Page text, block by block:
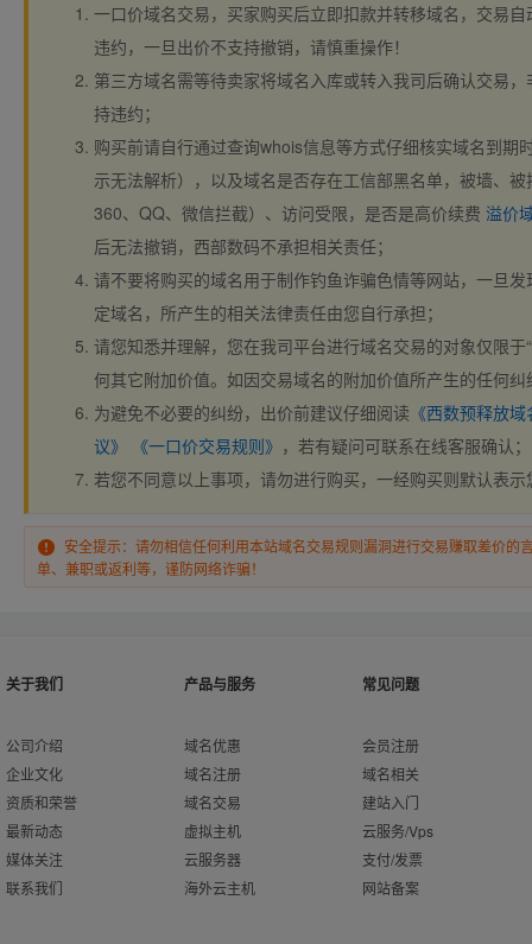
一口价域名交易，买家购买后立即扣款并转移域名，交易
违约，一旦出价不支持撤销，请慎重操作！
第三方域名需等待卖家将域名入库或转入我司后确认交易
持违约；
购买前请自行通过查询whois信息等方式仔细核实域名到期
示无法解析），以及域名是否存在工信部黑名单，被墙、
360、QQ、微信拦截）、访问受限，是否是高价续费 溢价
后无法撤销，西部数码不承担相关责任；
请不要将购买的域名用于制作钓鱼诈骗色情等网站，一旦
定域名，所产生的相关法律责任由您自行承担；
请您知悉并理解，您在我司平台进行域名交易的对象仅限于
何其它附加价值。如因交易域名的附加价值所产生的任何
为避免不必要的纠纷，出价前建议仔细阅读 《西数预释放
议》
《一口价交易规则》 ，若有疑问可联系在线客服确认；
若您不同意以上事项，请勿进行购买，一经购买则默认表
安全提示：请勿相信任何利用本站域名交易规则漏洞进行交易赚取差价的
单、兼职或返利等，谨防网络诈骗！
关于我们
公司介绍
企业文化
资质和荣誉
最新动态
媒体关注
联系我们
产品与服务
域名优惠
域名注册
域名交易
虚拟主机
云服务器
海外云主机
常见问题
会员注册
域名相关
建站入门
云服务/Vps
支付/发票
网站备案